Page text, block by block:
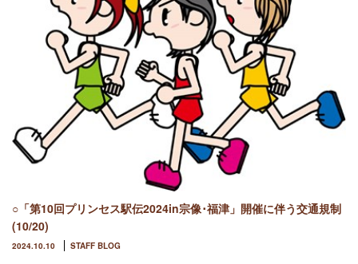
○「第10回プリンセス駅伝2024in宗像･福津」開催に伴う交通規制
(10/20)
2024.10.10 STAFF BLOG